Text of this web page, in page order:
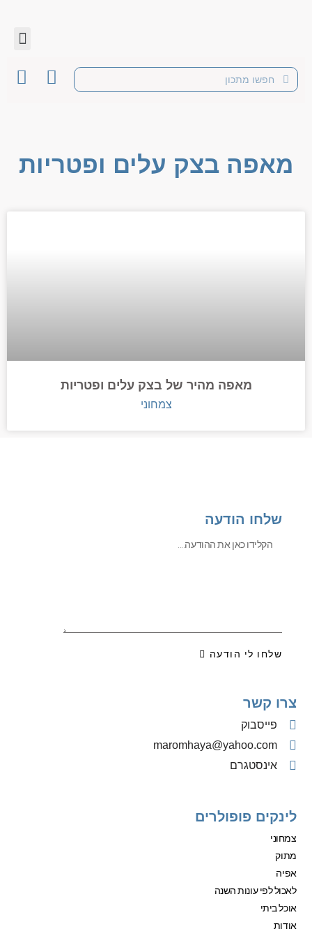
מאפה בצק עלים ופטריות
מאפה מהיר של בצק עלים ופטריות
צמחוני
שלחו הודעה
שלחו לי הודעה
צרו קשר
פייסבוק
‫maromhaya@yahoo.com
אינסטגרם
לינקים פופולרים
צמחוני
מתוק
אפיה
לאכול לפי עונות השנה
אוכל ביתי
אודות